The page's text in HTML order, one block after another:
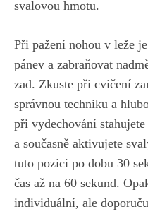
svalovou hmotu.
Při pažení ⁤nohou v leže‍
pánev a zabraňovat
zad. Zkuste ​při cvičení
správnou techniku a
při vydechování
a současně aktivujete
tuto pozici‌ po dobu 30
čas až‌ na 60 sekund.
individuální,​ ale